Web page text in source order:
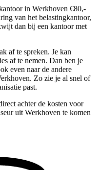
in Werkhoven €80,-
van het belastingkantoor,
dan bij een kantoor met
af te spreken. Je kan
af te nemen. Dan ben je
even naar de andere
Zo zie je al snel of
past.
achter de kosten voor
uit Werkhoven te komen